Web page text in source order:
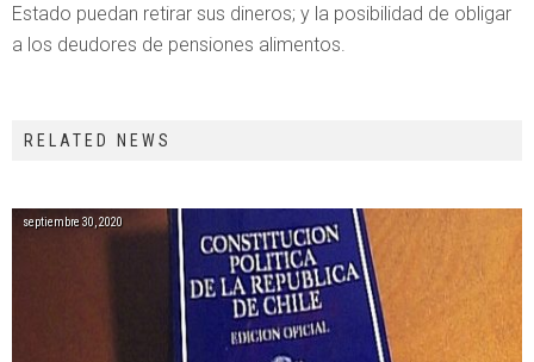
Estado puedan retirar sus dineros; y la posibilidad de obligar
a los deudores de pensiones alimentos.
RELATED NEWS
septiembre 30, 2020